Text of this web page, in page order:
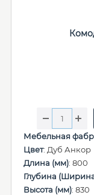
Мебельная
Цвет: Дуб Анкор
Длина (мм): 800
Глубина
Высота (мм): 830